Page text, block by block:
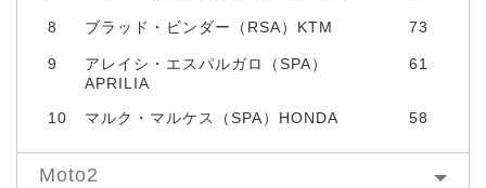
8 ブラッド・ビンダー（RSA）KTM 73
9
アレイシ・エスパルガロ（SPA）
APRILIA
61
10 マルク・マルケス（SPA）HONDA 58
Moto2